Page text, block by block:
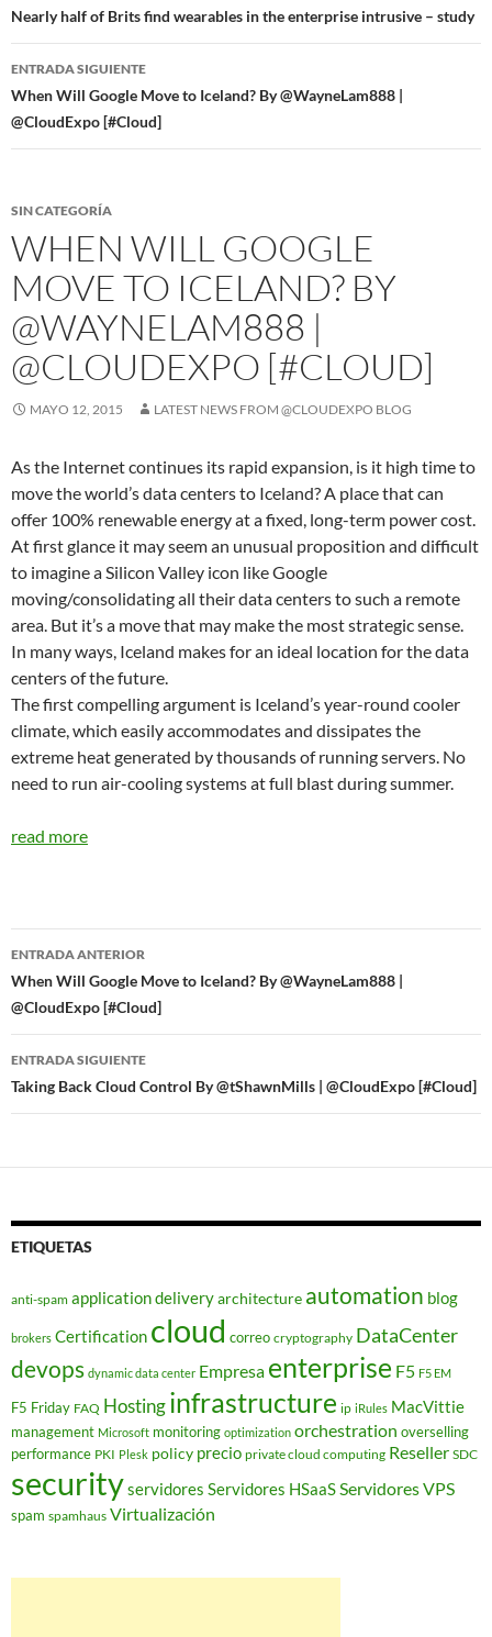
de
entradas
Nearly half of Brits find wearables in the enterprise intrusive – study
ENTRADA SIGUIENTE
When Will Google Move to Iceland? By @WayneLam888 |
@CloudExpo [#Cloud]
SIN CATEGORÍA
WHEN WILL GOOGLE
MOVE TO ICELAND? BY
@WAYNELAM888 |
@CLOUDEXPO [#CLOUD]
MAYO 12, 2015 LATEST NEWS FROM @CLOUDEXPO BLOG
As the Internet continues its rapid expansion, is it high time to
move the world’s data centers to Iceland? A place that can
offer 100% renewable energy at a fixed, long-term power cost.
At first glance it may seem an unusual proposition and difficult
to imagine a Silicon Valley icon like Google
moving/consolidating all their data centers to such a remote
area. But it’s a move that may make the most strategic sense.
In many ways, Iceland makes for an ideal location for the data
centers of the future.
The first compelling argument is Iceland’s year-round cooler
climate, which easily accommodates and dissipates the
extreme heat generated by thousands of running servers. No
need to run air-cooling systems at full blast during summer.
read more
Navegador
de
entradas
ENTRADA ANTERIOR
When Will Google Move to Iceland? By @WayneLam888 |
@CloudExpo [#Cloud]
ENTRADA SIGUIENTE
Taking Back Cloud Control By @tShawnMills | @CloudExpo [#Cloud]
ETIQUETAS
anti-spam application deliveryarchitecture automation blog
brokers Certification cloud correo cryptography DataCenter
devops dynamic data center Empresa enterprise F5 F5 EM
F5 Friday FAQ Hostinginfrastructure ip iRules MacVittie
management Microsoft monitoring optimization orchestration overselling
performance PKI Plesk policy precio private cloud computing Reseller SDC
securityservidores Servidores HSaaSServidores VPS
spam spamhaus Virtualización